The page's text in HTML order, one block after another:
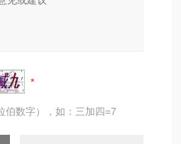
伯数字），如：三加四=7